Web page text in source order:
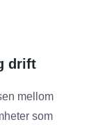
drift
mellom
som